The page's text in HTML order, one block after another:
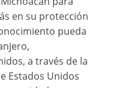
en su protección
pueda
a través de la
Estados Unidos